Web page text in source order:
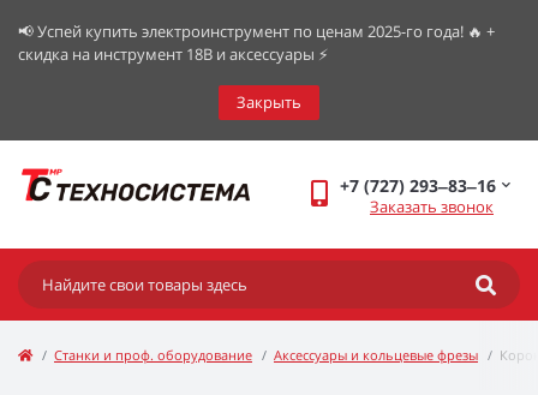
📢 Успей купить электроинструмент по ценам 2025-го года! 🔥 +
скидка на инструмент 18В и аксессуары ⚡️
Закрыть
+7 (727) 293‒83‒16
Заказать звонок
Станки и проф. оборудование Аксессуары и кольцевые фрезы